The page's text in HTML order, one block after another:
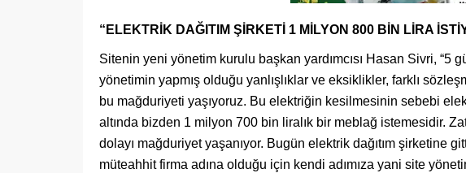
“ELEKTRİK DAĞITIM ŞİRKETİ 1 MİLYON 800 BİN LİRA
Sitenin yeni yönetim kurulu başkan yardımcısı Hasan Sivri, “5
yönetimin yapmış olduğu yanlışlıklar ve eksiklikler, farklı
bu mağduriyeti yaşıyoruz. Bu elektriğin kesilmesinin sebebi
altında bizden 1 milyon 700 bin liralık bir meblağ istemesidir.
dolayı mağduriyet yaşanıyor. Bugün elektrik dağıtım şirketine
müteahhit firma adına olduğu için kendi adımıza yani site